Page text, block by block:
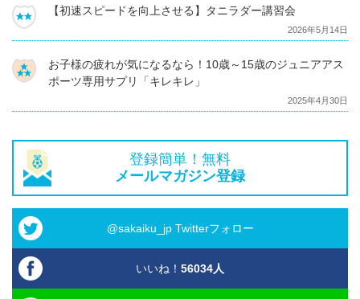
【初速スピードを向上させる】タニラダー講習会
2026年5月14日
お子様の疲れが気になるなら！10歳～15歳のジュニアアス
ポーツ専用サプリ「キレキレ」
2025年4月30日
登録簡単！無料
メールマガジン登録
@sakaiku_jp Twitterフォロー
いいね！ 56034人